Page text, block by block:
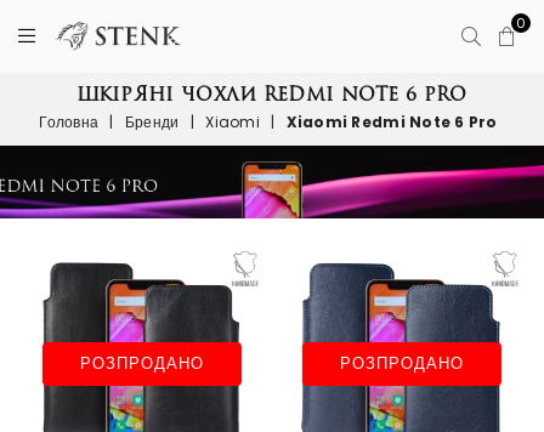
0
ШКІРЯНІ ЧОХЛИ REDMI NOTE 6 PRO
Головна | Бренди | Xiaomi | Xiaomi Redmi Note 6 Pro
РОЗПРОДАНО РОЗПРОДАНО